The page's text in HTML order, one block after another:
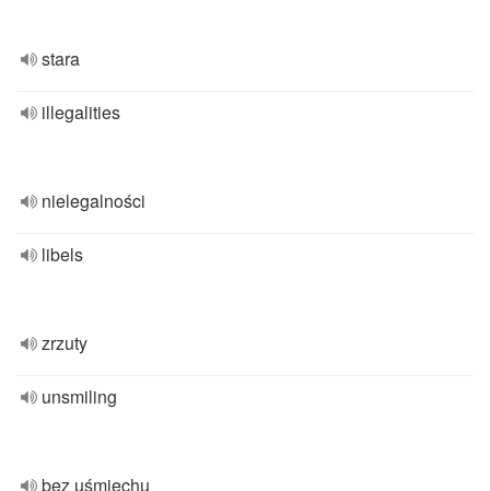
stara
illegalities
nielegalności
libels
zrzuty
unsmiling
bez uśmiechu